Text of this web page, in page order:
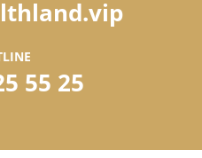
55 25